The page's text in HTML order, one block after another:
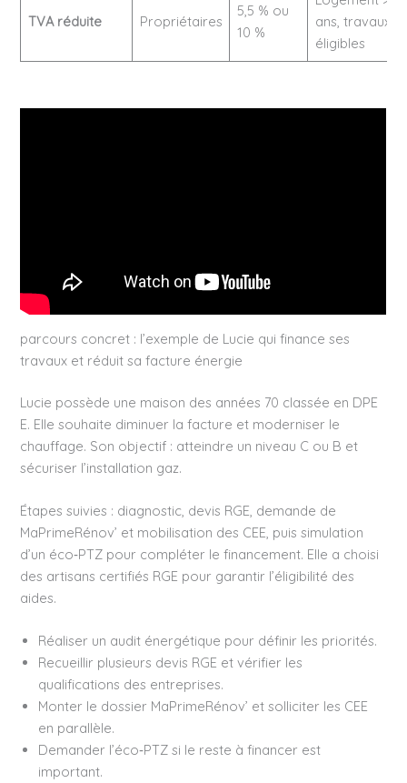
TVA réduite Propriétaires
5,5 % ou
10 %
ans, travaux
éligibles
parcours concret : l’exemple de Lucie qui finance ses
travaux et réduit sa facture énergie
Lucie possède une maison des années 70 classée en DPE
E. Elle souhaite diminuer la facture et moderniser le
chauffage. Son objectif : atteindre un niveau C ou B et
sécuriser l’installation gaz.
Étapes suivies : diagnostic, devis RGE, demande de
MaPrimeRénov’ et mobilisation des CEE, puis simulation
d’un éco‑PTZ pour compléter le financement. Elle a choisi
des artisans certifiés RGE pour garantir l’éligibilité des
aides.
Réaliser un audit énergétique pour définir les priorités.
Recueillir plusieurs devis RGE et vérifier les
qualifications des entreprises.
Monter le dossier MaPrimeRénov’ et solliciter les CEE
en parallèle.
Demander l’éco‑PTZ si le reste à financer est
important.